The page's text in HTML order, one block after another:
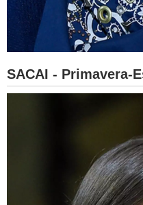
SACAI - Primavera-